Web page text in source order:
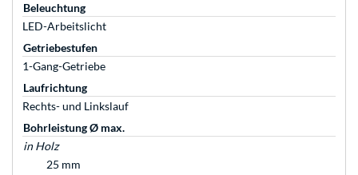
Beleuchtung
LED-Arbeitslicht
Getriebestufen
1-Gang-Getriebe
Laufrichtung
Rechts- und Linkslauf
Bohrleistung Ø max.
in Holz
25 mm